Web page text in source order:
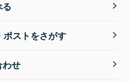
ストをさがす
せ